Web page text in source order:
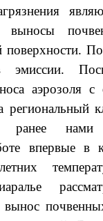
выносы
поверхности.
эмиссии.
аэрозоля
региональный
ранее нами
впервые в
вынос